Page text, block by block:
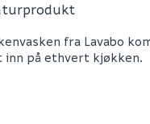
90
hvit
fra Lavabo
inn på ethvert kjøkken.